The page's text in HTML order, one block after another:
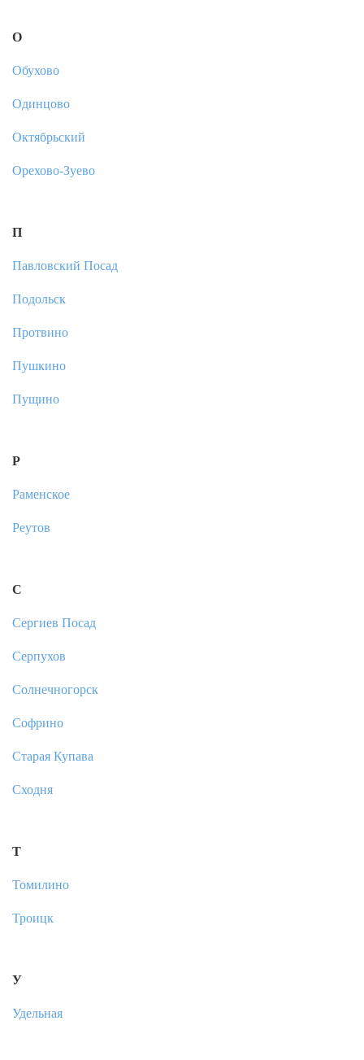
О
Обухово
Одинцово
Октябрьский
Орехово-Зуево
П
Павловский Посад
Подольск
Протвино
Пушкино
Пущино
Р
Раменское
Реутов
С
Сергиев Посад
Серпухов
Солнечногорск
Софрино
Старая Купава
Сходня
Т
Томилино
Троицк
У
Удельная